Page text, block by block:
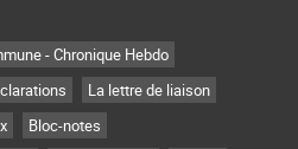
- Chronique Hebdo
La lettre de liaison
Bloc-notes